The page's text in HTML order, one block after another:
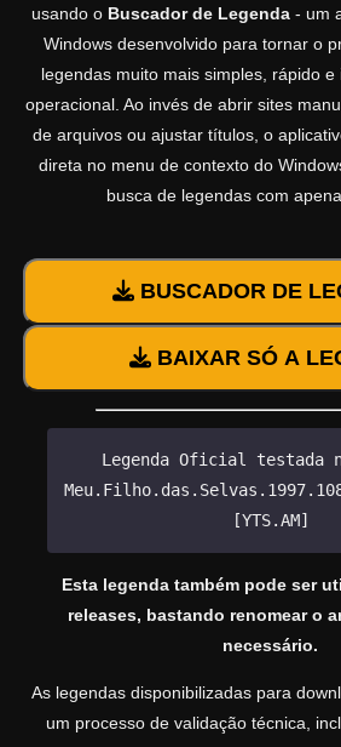
usando o Buscador de Legenda - um
Windows desenvolvido para tornar o
legendas muito mais simples, rápido
operacional. Ao invés de abrir sites
de arquivos ou ajustar títulos, o
direta no menu de contexto do
busca de legendas com
BUSCADOR DE
BAIXAR SÓ A
Legenda Oficial testada
[YTS.AM]
Esta legenda também pode ser
releases, bastando renomear o
necessário.
As legendas disponibilizadas para
um processo de validação técnica,